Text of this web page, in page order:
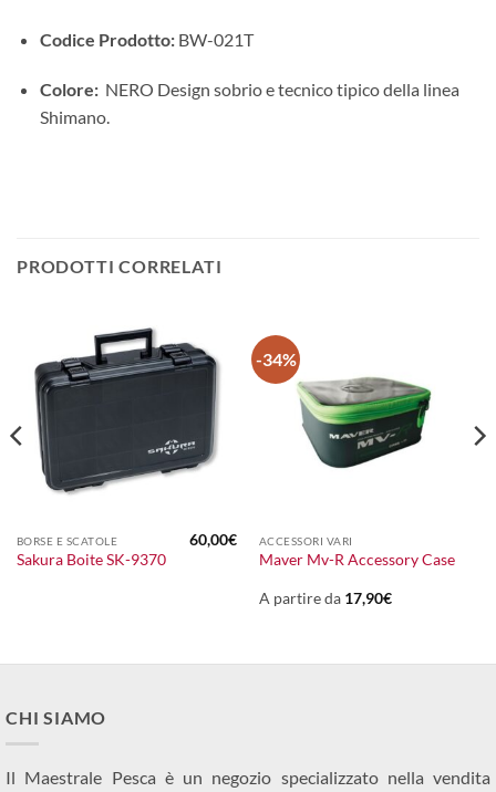
Codice Prodotto:BW-021T
Colore:NERO Design sobrio e tecnico tipico della linea
Shimano.
PRODOTTI CORRELATI
BORSE E SCATOLE
Sakura Boite SK-9370
60,00€
-34%
ACCESSORI VARI
Maver Mv-R Accessory Case
A partire da 17,90€
CHI SIAMO
Il Maestrale Pesca è un negozio specializzato nella vendita